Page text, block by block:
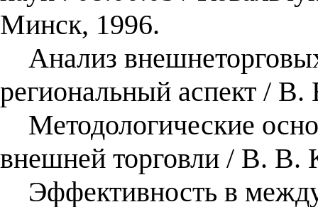
Минск, 1996.
Анализ
региональный аспект /
Методологические
внешней торговли / В.
Эффективность в